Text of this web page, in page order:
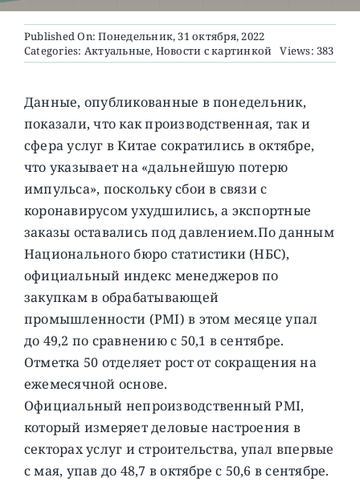
О ПРОЕКТЕ
Published On: Понедельник, 31 октября, 2022
Categories: Актуальные, Новости с картинкой Views: 383
Данные, опубликованные в понедельник,
показали, что как производственная, так и
сфера услуг в Китае сократились в октябре,
что указывает на «дальнейшую потерю
импульса», поскольку сбои в связи с
коронавирусом ухудшились, а экспортные
заказы оставались под давлением.По данным
Национального бюро статистики (НБС),
официальный индекс менеджеров по
закупкам в обрабатывающей
промышленности (PMI) в этом месяце упал
до 49,2 по сравнению с 50,1 в сентябре.
Отметка 50 отделяет рост от сокращения на
ежемесячной основе.
Официальный непроизводственный PMI,
который измеряет деловые настроения в
секторах услуг и строительства, упал впервые
с мая, упав до 48,7 в октябре с 50,6 в сентябре.